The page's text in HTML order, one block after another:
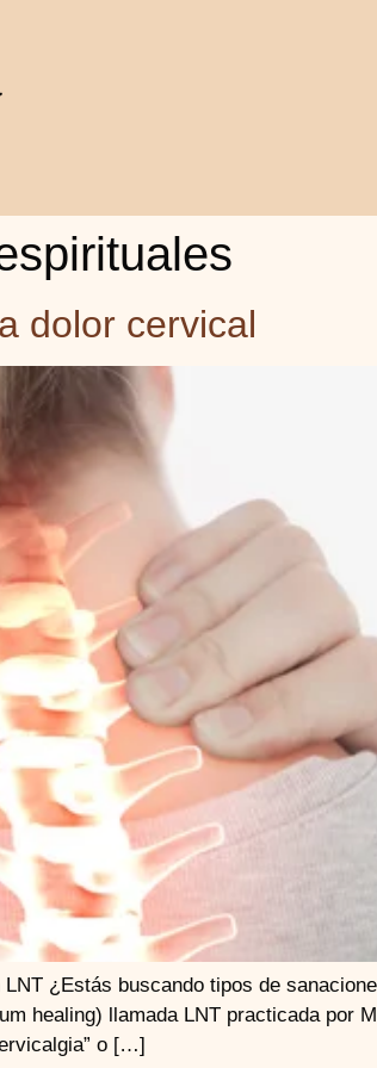
dolor cervical
¿Estás buscando tipos de
healing) llamada LNT practicada por
o […]